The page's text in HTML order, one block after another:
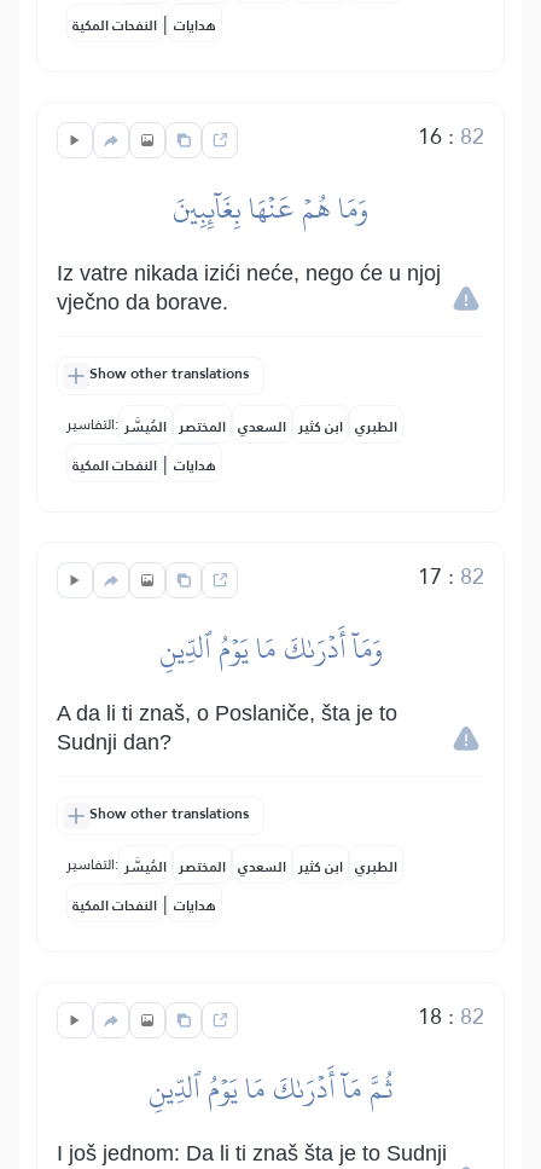
النفحات المكية | هدايات
16: 82
وَمَا هُمۡ عَنۡهَا بِغَآئِبِينَ
Iz vatre nikada izići neće, nego će u njoj
vječno da borave.
Show other translations
التفاسير: المُيسَّر المختصر السعدي ابن كثير الطبري
النفحات المكية | هدايات
17 : 82
وَمَآ أَدۡرَىٰكَ مَا يَوۡمُ ٱلدِّينِ
A da li ti znaš, o Poslaniče, šta je to
Sudnji dan?
Show other translations
التفاسير: المُيسَّر المختصر السعدي ابن كثير الطبري
النفحات المكية | هدايات
18 : 82
ثُمَّ مَآ أَدۡرَىٰكَ مَا يَوۡمُ ٱلدِّينِ
I još jednom: Da li ti znaš šta je to Sudnji